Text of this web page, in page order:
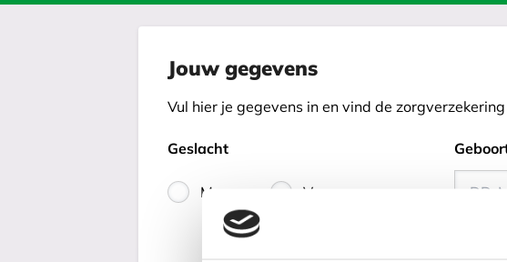
Jouw gegevens
Vul hier je gegevens in en vind de
Geslacht
Man Vrouw